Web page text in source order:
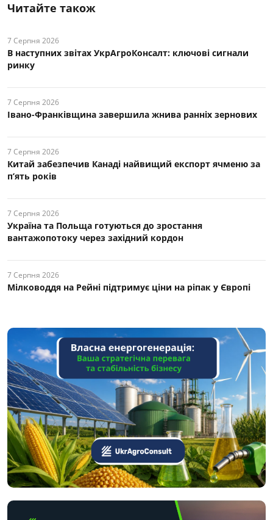
Читайте також
7 Серпня 2026
В наступних звітах УкрАгроКонсалт: ключові cигнали
ринку
7 Серпня 2026
Івано-Франківщина завершила жнива ранніх зернових
7 Серпня 2026
Китай забезпечив Канаді найвищий експорт ячменю за
п’ять років
7 Серпня 2026
Україна та Польща готуються до зростання
вантажопотоку через західний кордон
7 Серпня 2026
Мілководдя на Рейні підтримує ціни на ріпак у Європі